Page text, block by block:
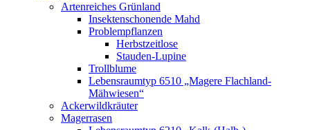
Artenreiches Grünland
Insektenschonende Mahd
Problempflanzen
Herbstzeitlose
Stauden-Lupine
Trollblume
Lebensraumtyp 6510 „Magere Flachland-
Mähwiesen“
Ackerwildkräuter
Magerrasen